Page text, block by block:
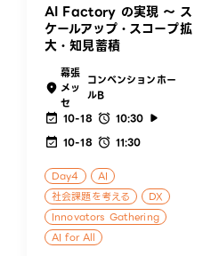
AI Factory の実現 ～ ス
ケールアップ・スコープ拡
大・知見蓄積
幕張
メッ
セ
コンベンションホー
ルB
10-18
10:30
10-18
11:30
Day4
AI
社会課題を考える
DX
Innovators Gathering
AI for All